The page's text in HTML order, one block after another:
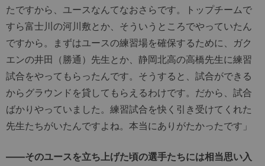
たですから、ユースなんてなおさらです。トップチームで
すら富士川の河川敷とか、そういうところでやっていたん
ですから。まずはユースの練習場を確保するために、ガク
エンの井田（勝通）先生とか、静岡北高の高橋先生に練習
試合をやってもらったんです。そうすると、試合ができる
からグラウンドを貸してもらえるわけです。だから、試合
ばかりやっていました。練習試合を快く引き受けてくれた
先生たちがいたんですよね。本当にありがたかったです」
――そのユースを立ち上げた頃の選手たちには相当思い入